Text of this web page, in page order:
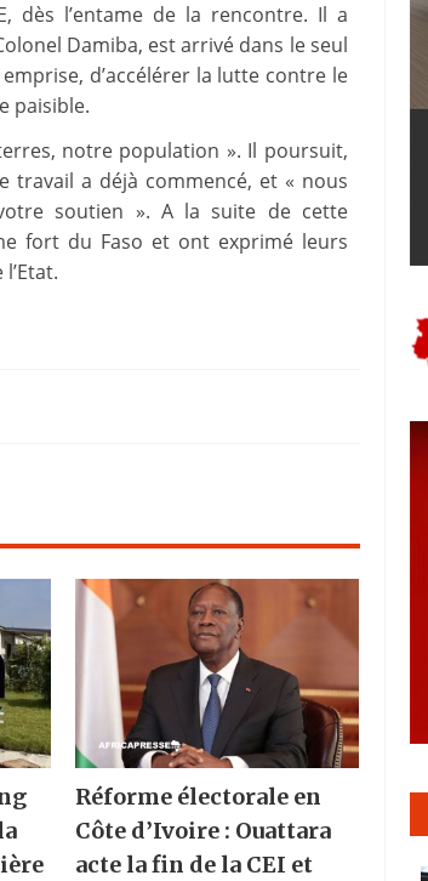
dès l’entame de la rencontre. Il a
Damiba, est arrivé dans le seul
d’accélérer la lutte contre le
paisible.
notre population ». Il poursuit,
travail a déjà commencé, et « nous
soutien ». A la suite de cette
fort du Faso et ont exprimé leurs
Réforme électorale en
Côte d’Ivoire : Ouattara
acte la fin de la CEI et